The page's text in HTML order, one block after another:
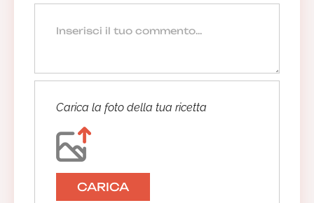
Carica la foto della tua ricetta
CARICA